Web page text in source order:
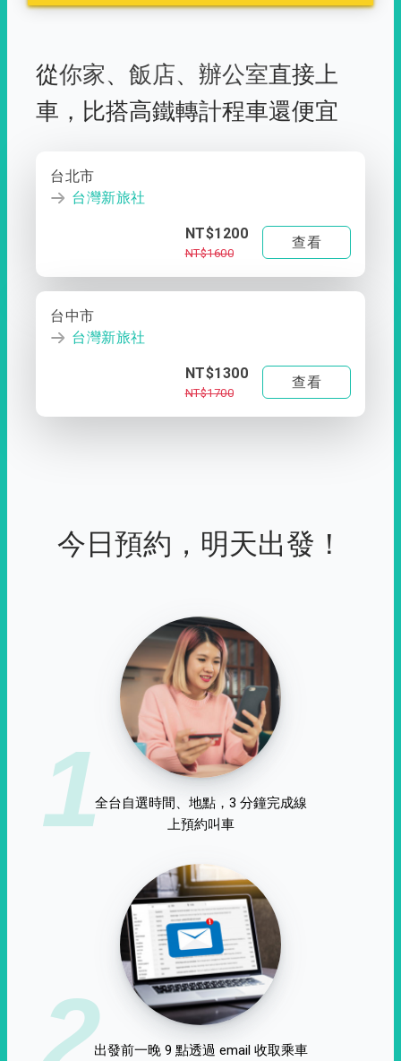
從你家、 飯店、 辦公室直接上
車， 比搭高鐵轉計程車還便宜
台北市
台灣新旅社
NT$1200
NT$1600
查看
台中市
台灣新旅社
NT$1300
NT$1700
查看
今日預約，明天出發！
1全台自選時間、地點，3 分鐘完成線
上預約叫車
2出發前一晚 9 點透過 email 收取乘車